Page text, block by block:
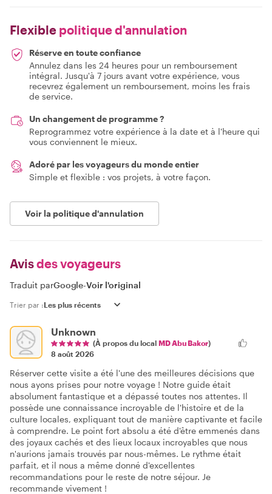
Flexible politique d'annulation
Réserve en toute confiance
Annulez dans les 24 heures pour un remboursement
intégral. Jusqu'à 7 jours avant votre expérience, vous
recevrez également un remboursement, moins les frais
de service.
Un changement de programme ?
Reprogrammez votre expérience à la date et à l'heure qui
vous conviennent le mieux.
Adoré par les voyageurs du monde entier
Simple et flexible : vos projets, à votre façon.
Voir la politique d'annulation
Avisdes voyageurs
Traduit parGoogle-Voir l'original
Trier par :
Unknown
(À propos du local MD Abu Bakor)
8 août 2026
Réserver cette visite a été l'une des meilleures décisions que
nous ayons prises pour notre voyage ! Notre guide était
absolument fantastique et a dépassé toutes nos attentes. Il
possède une connaissance incroyable de l'histoire et de la
culture locales, expliquant tout de manière captivante et facile
à comprendre. Le point fort absolu a été d'être emmenés dans
des joyaux cachés et des lieux locaux incroyables que nous
n'aurions jamais trouvés par nous-mêmes. Le rythme était
parfait, et il nous a même donné d'excellentes
recommandations pour le reste de notre séjour. Je
recommande vivement !